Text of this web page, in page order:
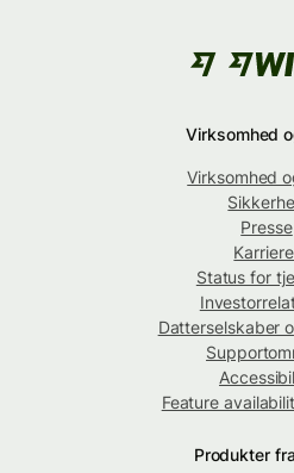
Virksomhed
Virksomhed
Presse
Status for
Datterselskaber
Feature
Produkter